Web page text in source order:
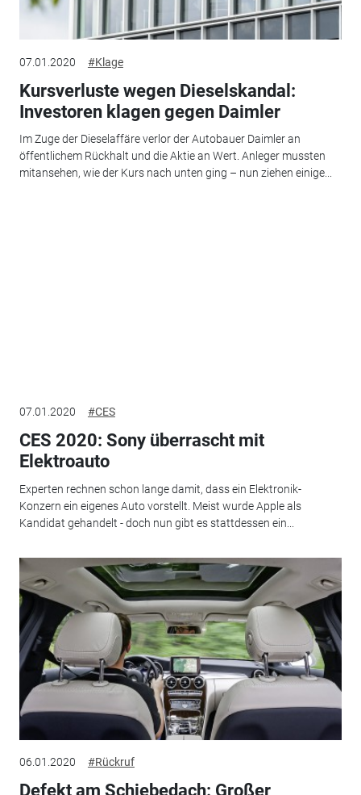
07.01.2020 #Klage
Kursverluste wegen Dieselskandal:
Investoren klagen gegen Daimler
Im Zuge der Dieselaffäre verlor der Autobauer Daimler an
öffentlichem Rückhalt und die Aktie an Wert. Anleger mussten
mitansehen, wie der Kurs nach unten ging – nun ziehen einige...
07.01.2020 #CES
CES 2020: Sony überrascht mit
Elektroauto
Experten rechnen schon lange damit, dass ein Elektronik-
Konzern ein eigenes Auto vorstellt. Meist wurde Apple als
Kandidat gehandelt - doch nun gibt es stattdessen ein...
06.01.2020 #Rückruf
Defekt am Schiebedach: Großer